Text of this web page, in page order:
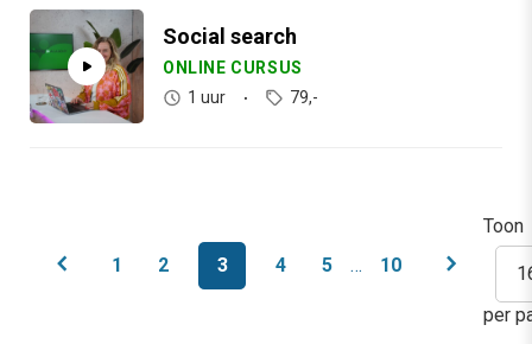
ONLINE CURSUS
Social search
1 uur 79,-
chevron_left 1 2 3 4 5 … 10 chevron_right
Toon
per